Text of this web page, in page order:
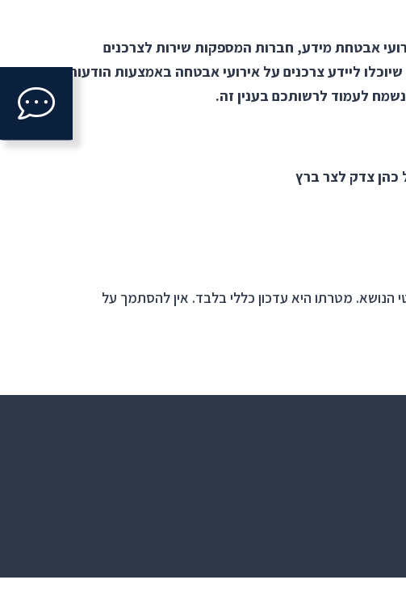
to
אבטחת מידע, חברות המספקות שירות לצרכנים
ליידע צרכנים על אירועי אבטחה באמצעות הודעות
לעמוד לרשותכם בענין זה.
כהן צדק לצר ברץ
הנושא. מטרתו היא עדכון כללי בלבד. אין להסתמך על